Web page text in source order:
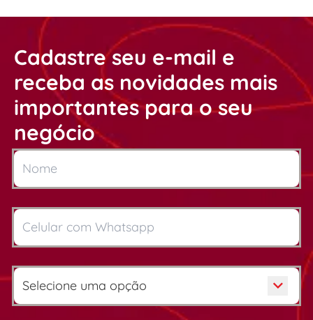
Cadastre seu e-mail e
receba as novidades mais
importantes para o seu
negócio